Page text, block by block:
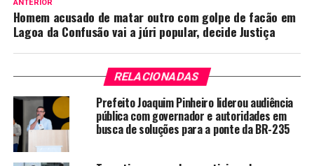
ANTERIOR
Homem acusado de matar outro com golpe de facão em
Lagoa da Confusão vai a júri popular, decide Justiça
RELACIONADAS
Prefeito Joaquim Pinheiro liderou audiência
pública com governador e autoridades em
busca de soluções para a ponte da BR-235